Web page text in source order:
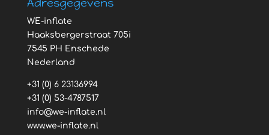
WE-inflate
Haaksbergerstraat 705i
7545 PH Enschede
Nederland
+31 (0) 6 23136994
+31 (0) 53-4787517
info@we-inflate.nl
www.we-inflate.nl